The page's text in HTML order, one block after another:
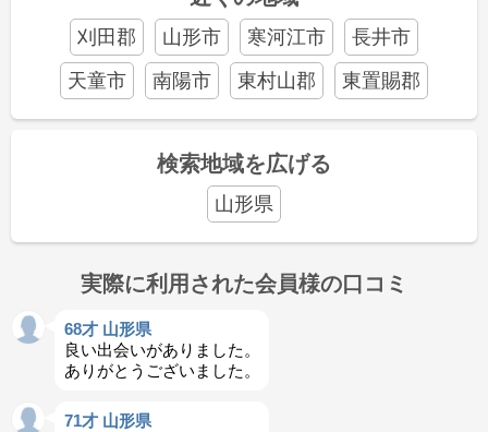
刈田郡 山形市 寒河江市
長井市
天童市
南陽市 東村山郡 東置賜郡
検索地域を広げる
山形県
実際に利用された会員様の口コミ
68才 山形県
良い出会いがありました。
ありがとうございました。
71才 山形県